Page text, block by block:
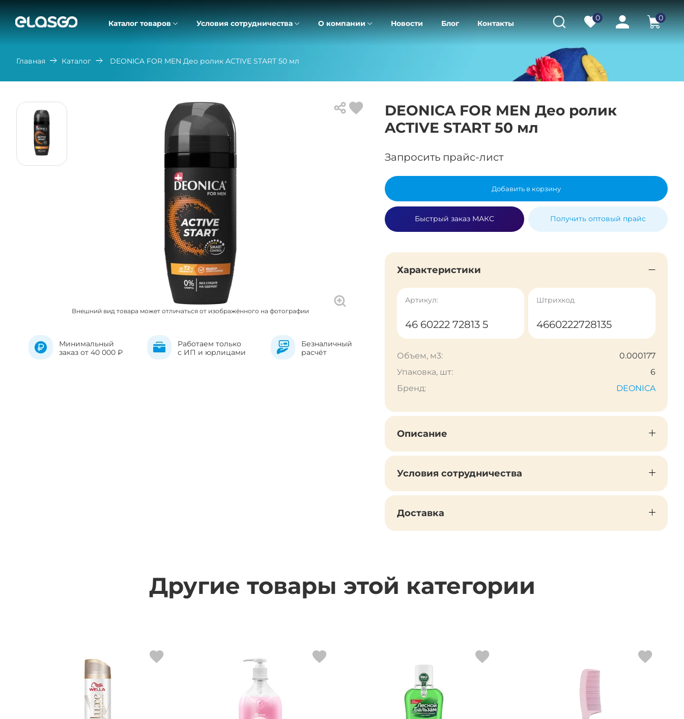
Каталог товаров Условия сотрудничества О компании Новости Блог Контакты
0 0
Главная Каталог DEONICA FOR MEN Део ролик ACTIVE START 50 мл
Внешний вид товара может отличаться от изображённого на фотографии
Минимальный
заказ от 40 000 ₽
Работаем только
с ИП и юрлицами
Безналичный
расчёт
DEONICA FOR MEN Део ролик
ACTIVE START 50 мл
Запросить прайс-лист
Добавить в корзину
Быстрый заказ МАКС Получить оптовый прайс
Характеристики
Артикул:
46 60222 72813 5
Штрихкод
4660222728135
Объем, м3:
0.000177
Упаковка, шт:
6
Бренд:
DEONICA
Описание
Условия сотрудничества
Доставка
Другие товары этой категории